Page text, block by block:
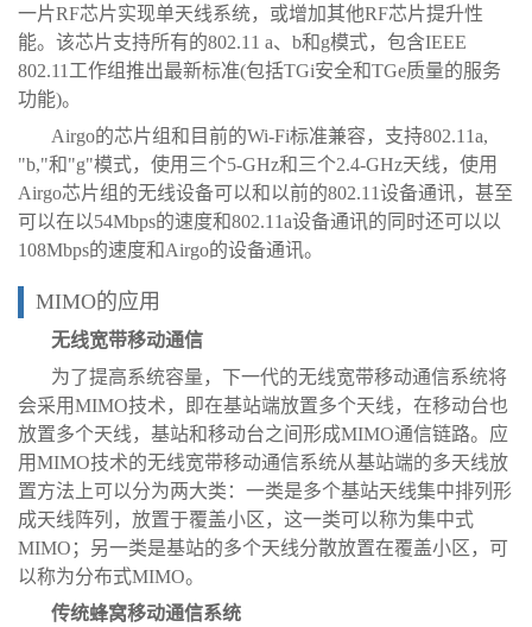
一片RF芯片实现单天线系统，或增加其他RF芯片提升性
能。该芯片支持所有的802.11 a、b和g模式，包含IEEE
802.11工作组推出最新标准(包括TGi安全和TGe质量的服务
功能)。
Airgo的芯片组和目前的Wi-Fi标准兼容，支持802.11a,
"b,"和"g"模式，使用三个5-GHz和三个2.4-GHz天线，使用
Airgo芯片组的无线设备可以和以前的802.11设备通讯，甚至
可以在以54Mbps的速度和802.11a设备通讯的同时还可以以
108Mbps的速度和Airgo的设备通讯。
MIMO的应用
无线宽带移动通信
为了提高系统容量，下一代的无线宽带移动通信系统将
会采用MIMO技术，即在基站端放置多个天线，在移动台也
放置多个天线，基站和移动台之间形成MIMO通信链路。应
用MIMO技术的无线宽带移动通信系统从基站端的多天线放
置方法上可以分为两大类：一类是多个基站天线集中排列形
成天线阵列，放置于覆盖小区，这一类可以称为集中式
MIMO；另一类是基站的多个天线分散放置在覆盖小区，可
以称为分布式MIMO。
传统蜂窝移动通信系统